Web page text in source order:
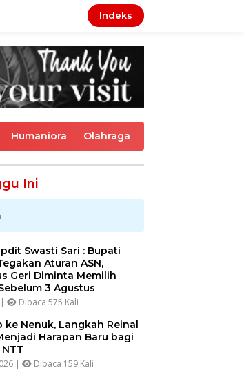
Indeks
Humaniora Olahraga
Ini
Swasti Sari : Bupati
Aturan ASN,
Geri Diminta Memilih
3 Agustus
Dibaca 575 Kali
ke Nenuk, Langkah Reinal
Harapan Baru bagi
| Dibaca 159 Kali